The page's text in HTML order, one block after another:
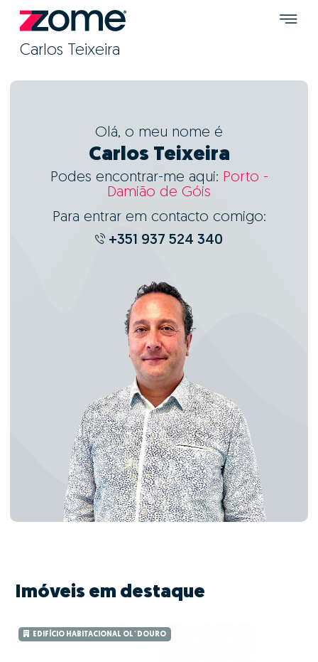
Carlos Teixeira
Olá, o meu nome é
Carlos Teixeira
Podes encontrar-me aqui: Porto -
Damião de Góis
Para entrar em contacto comigo:
+351 937 524 340
Imóveis em destaque
EDIFÍCIO HABITACIONAL OL´DOURO